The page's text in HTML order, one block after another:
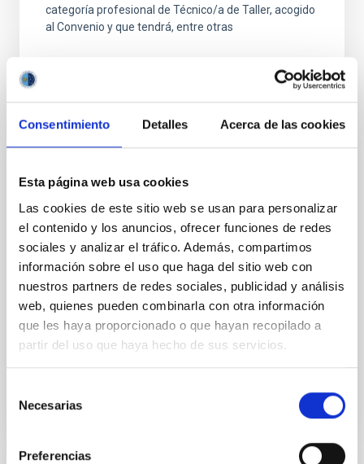
Consentimiento Detalles Acerca de las cookies
Esta página web usa cookies
Las cookies de este sitio web se usan para personalizar
el contenido y los anuncios, ofrecer funciones de redes
sociales y analizar el tráfico. Además, compartimos
información sobre el uso que haga del sitio web con
nuestros partners de redes sociales, publicidad y análisis
web, quienes pueden combinarla con otra información
que les haya proporcionado o que hayan recopilado a
partir del uso que haya hecho de sus servicios.
Necesarias
Preferencias
categoría profesional de Técnico/a de Taller, acogido
al Convenio y que tendrá, entre otras
MANTENIMIENTO GENERAL
OBSERVATORIOS (ORM-LA PALMA) - FIJO
LABORAL -PS-2026-031
Se convoca proceso selectivo para el ingreso, como
personal laboral fijo, de un puesto de trabajo con la
categoría profesional de Técnico/a Mantenimiento
General, acogido a Convenio y que tendrá